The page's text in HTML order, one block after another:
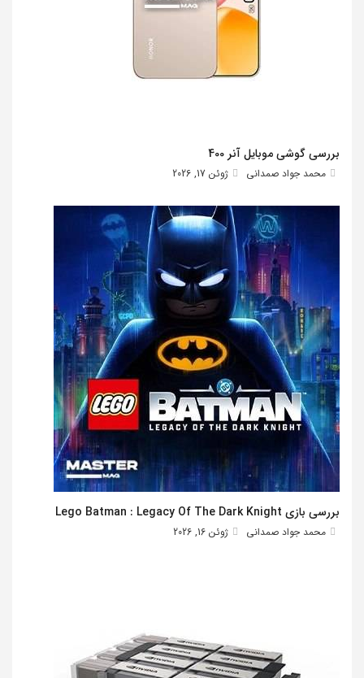
بررسی گوشی موبایل آنر 400
محمد جواد صمدانی ژوئن 17, 2026
بررسی بازی Lego Batman : Legacy Of The Dark Knight
محمد جواد صمدانی ژوئن 16, 2026